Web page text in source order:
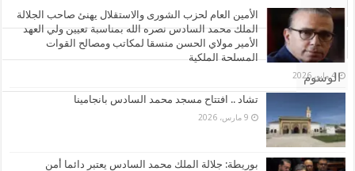
الأشهر
تعليقات
الوسوم
الأمين العام لحزب الشورى والاستقلال يهنئ صاحب الجلالة
الملك محمد السادس نصره الله بمناسبة تعيين ولي العهد
الأمير مولاي الحسن منسقا لمكاتب ومصالح القوات
المسلحة الملكية
4 مايو، 2026
تشاد .. افتتاح مسجد محمد السادس بانجامينا
9 مارس، 2026
بوريطة: جلالة الملك محمد السادس يعتبر دائما أمن